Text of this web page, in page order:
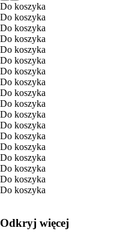
Do koszyka
Do koszyka
Do koszyka
Do koszyka
Do koszyka
Do koszyka
Do koszyka
Do koszyka
Do koszyka
Do koszyka
Do koszyka
Do koszyka
Do koszyka
Do koszyka
Do koszyka
Do koszyka
Do koszyka
Do koszyka
Odkryj więcej